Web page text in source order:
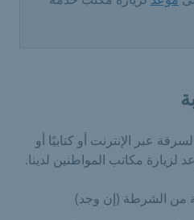
عبر الإنترنت أو كتابيًا أو
مكاتب المواطنين لدينا.
من الشرطة (إن وجد)